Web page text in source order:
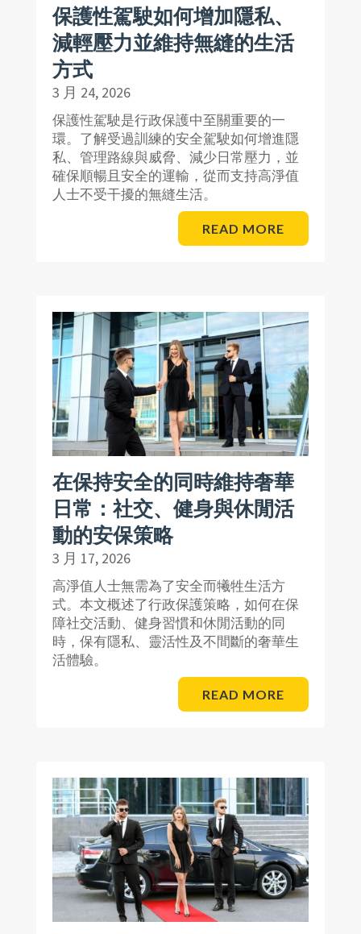
保護性駕駛如何增加隱私、
減輕壓力並維持無縫的生活
方式
3 月 24, 2026
保護性駕駛是行政保護中至關重要的一
環。了解受過訓練的安全駕駛如何增進隱
私、管理路線與威脅、減少日常壓力，並
確保順暢且安全的運輸，從而支持高淨值
人士不受干擾的無縫生活。
READ MORE
在保持安全的同時維持奢華
日常：社交、健身與休閒活
動的安保策略
3 月 17, 2026
高淨值人士無需為了安全而犧牲生活方
式。本文概述了行政保護策略，如何在保
障社交活動、健身習慣和休閒活動的同
時，保有隱私、靈活性及不間斷的奢華生
活體驗。
READ MORE